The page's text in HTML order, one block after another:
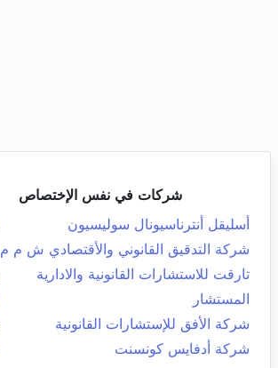
شركات في نفس الإختصاص
أسليقل أنترناسيونال سوليسيون
شركة التدقيق القانوني والأقتصادي ش م م
تارقت للاستشارات القانونية والادارية
المستشار
شركة الأفق للإستشارات القانونية
شركة أدفايس كونسنت